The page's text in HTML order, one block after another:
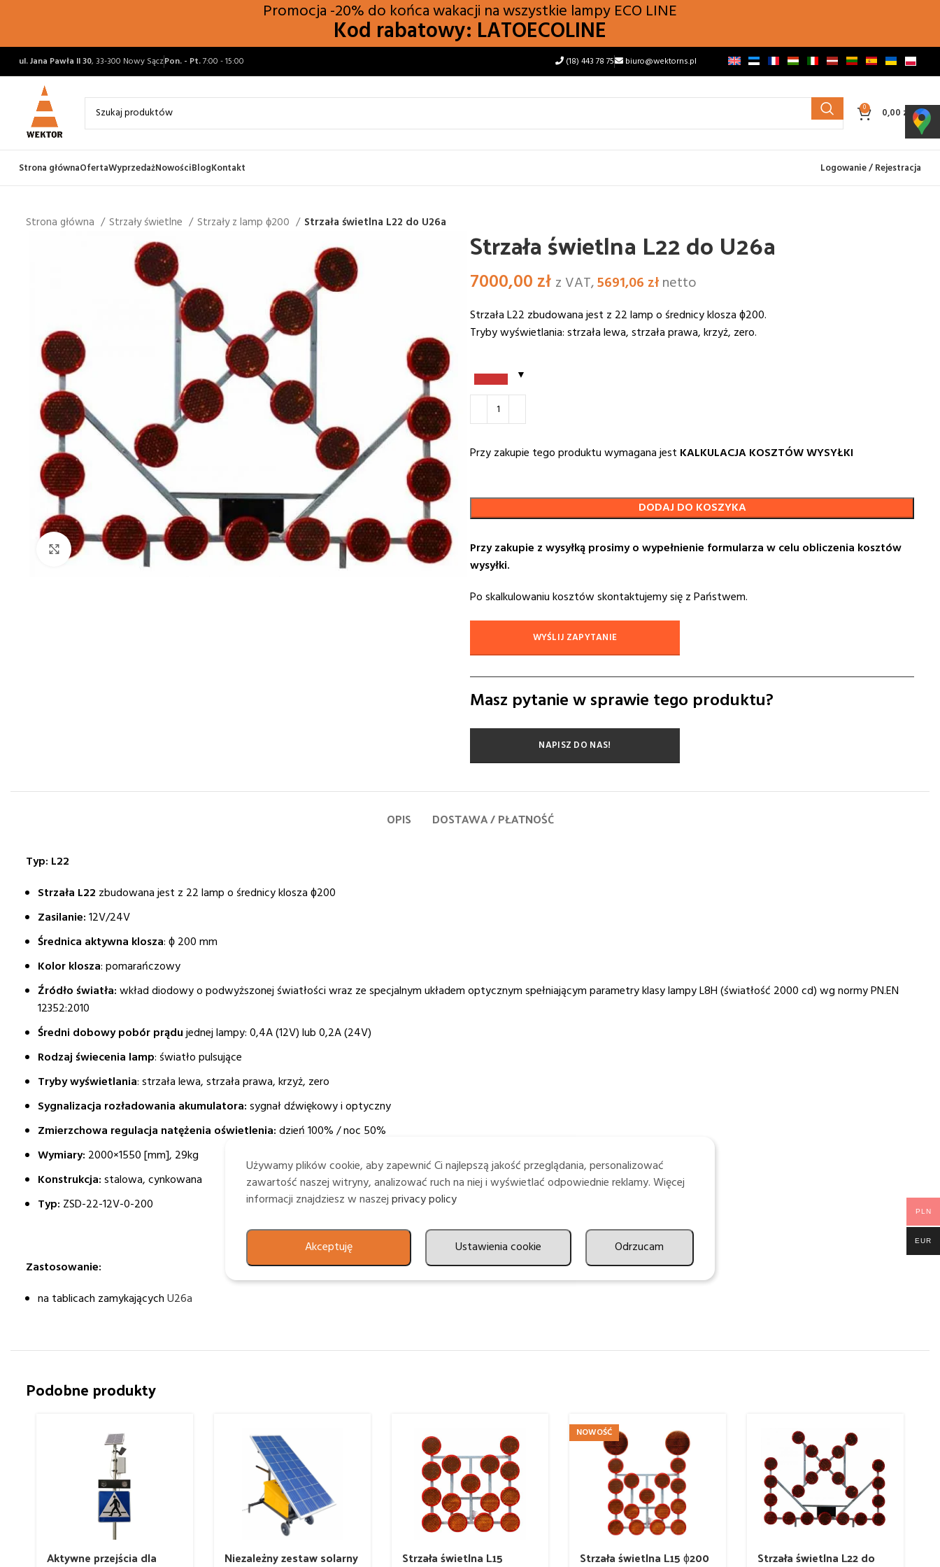
Promocja -20% do końca wakacji na wszystkie lampy ECO LINE
Kod rabatowy: LATOECOLINE
ul. Jana Pawła II 30, 33-300 Nowy SączPon. - Pt.7:00 - 15:00 (18) 443 78 75 biuro@wektorns.pl
0 0,00 zł
Strona głównaOfertaWyprzedażNowościBlogKontakt Logowanie / Rejestracja
Strona główna Strzały świetlne Strzały z lamp ϕ200 Strzała świetlna L22 do U26a
Kliknij i powiększ
Strzała świetlna L22 do U26a
7000,00 zł z VAT,5691,06 złnetto
Strzała L22 zbudowana jest z 22 lamp o średnicy klosza ɸ200.
Tryby wyświetlania: strzała lewa, strzała prawa, krzyż, zero.
Przy zakupie tego produktu wymagana jest KALKULACJA KOSZTÓW WYSYŁKI
DODAJ DO KOSZYKA
Przy zakupie z wysyłką prosimy o wypełnienie formularza w celu obliczenia kosztów
wysyłki.
Po skalkulowaniu kosztów skontaktujemy się z Państwem.
WYŚLIJ ZAPYTANIE
Masz pytanie w sprawie tego produktu?
NAPISZ DO NAS!
OPIS DOSTAWA / PŁATNOŚĆ
Typ: L22
Strzała L22 zbudowana jest z 22 lamp o średnicy klosza ɸ200
Zasilanie:12V/24V
Średnica aktywna klosza: ϕ 200 mm
Kolor klosza: pomarańczowy
Źródło światła:wkład diodowy o podwyższonej światłości wraz ze specjalnym układem optycznym spełniającym parametry klasy lampy L8H (światłość 2000 cd) wg normy PN.EN
12352:2010
Średni dobowy pobór prądujednej lampy: 0,4A (12V) lub 0,2A (24V)
Rodzaj świecenia lamp: światło pulsujące
Tryby wyświetlania: strzała lewa, strzała prawa, krzyż, zero
Sygnalizacja rozładowania akumulatora:sygnał dźwiękowy i optyczny
Zmierzchowa regulacja natężenia oświetlenia:dzień 100% / noc 50%
Wymiary: 2000×1550 [mm], 29kg
Konstrukcja:stalowa, cynkowana
Typ: ZSD-22-12V-0-200
Zastosowanie:
na tablicach zamykającychU26a
Podobne produkty
Aktywne przejścia dla Niezależny zestaw solarny Strzała świetlna L15
NOWOŚĆ
Strzała świetlna L15 ɸ200 Strzała świetlna L22 do
Używamy plików cookie, aby zapewnić Ci najlepszą jakość przeglądania, personalizować
zawartość naszej witryny, analizować ruch na niej i wyświetlać odpowiednie reklamy. Więcej
informacji znajdziesz w naszejprivacy policy
Akceptuję Ustawienia cookie Odrzucam
PLN
EUR